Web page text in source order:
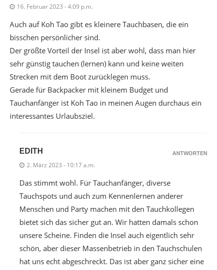
16. Februar 2023 - 4:09 p.m.
Auch auf Koh Tao gibt es kleinere Tauchbasen, die ein
bisschen persönlicher sind.
Der größte Vorteil der Insel ist aber wohl, dass man hier
sehr günstig tauchen (lernen) kann und keine weiten
Strecken mit dem Boot zurücklegen muss.
Gerade für Backpacker mit kleinem Budget und
Tauchanfänger ist Koh Tao in meinen Augen durchaus ein
interessantes Urlaubsziel.
EDITH
2. März 2023 - 10:17 a.m.
Das stimmt wohl. Für Tauchanfänger, diverse
Tauchspots und auch zum Kennenlernen anderer
Menschen und Party machen mit den Tauchkollegen
bietet sich das sicher gut an. Wir hatten damals schon
unsere Scheine. Finden die Insel auch eigentlich sehr
schön, aber dieser Massenbetrieb in den Tauchschulen
hat uns echt abgeschreckt. Das ist aber ganz sicher eine
ANTWORTEN